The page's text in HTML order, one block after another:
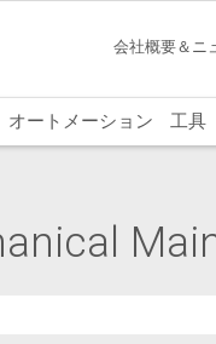
会社概要＆ニ
オートメーション 工具